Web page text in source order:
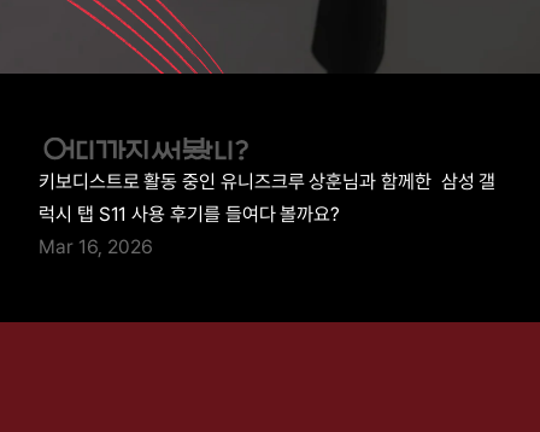
키보디스트로 활동 중인 유니즈크루 상훈님과 함께한  삼성 갤
럭시 탭 S11 사용 후기를 들여다 볼까요?
Mar 16, 2026